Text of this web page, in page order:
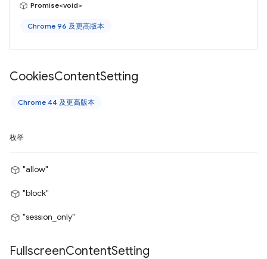
Promise<void>
Chrome 96 及更高版本
CookiesContentSetting
Chrome 44 及更高版本
枚举
"allow"
"block"
"session_only"
FullscreenContentSetting